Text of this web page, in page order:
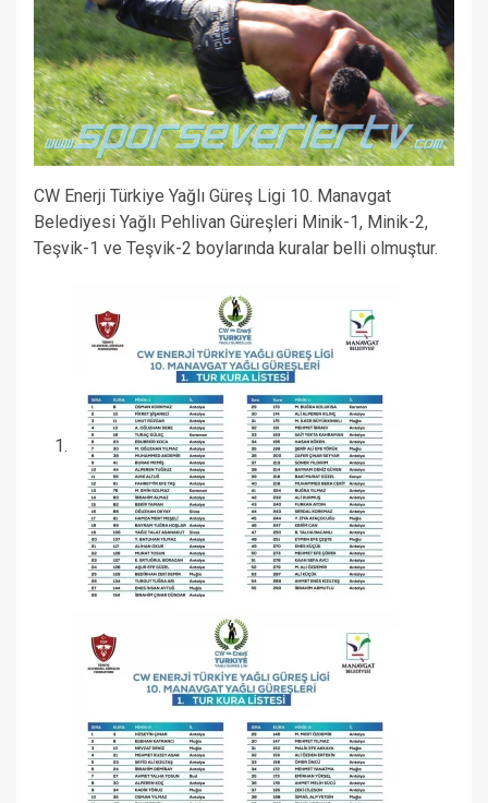
CW Enerji Türkiye Yağlı Güreş Ligi 10. Manavgat
Belediyesi Yağlı Pehlivan Güreşleri Minik-1, Minik-2,
Teşvik-1 ve Teşvik-2 boylarında kuralar belli olmuştur.